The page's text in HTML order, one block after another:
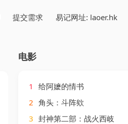
提交需求 易记网址: laoer.hk
电影
1
给阿嬷的情书
2 角头：斗阵欸
3 封神第二部：战火西岐